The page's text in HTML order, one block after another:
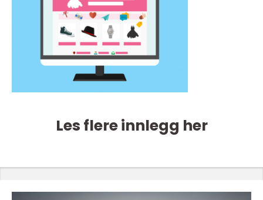
Les flere innlegg her